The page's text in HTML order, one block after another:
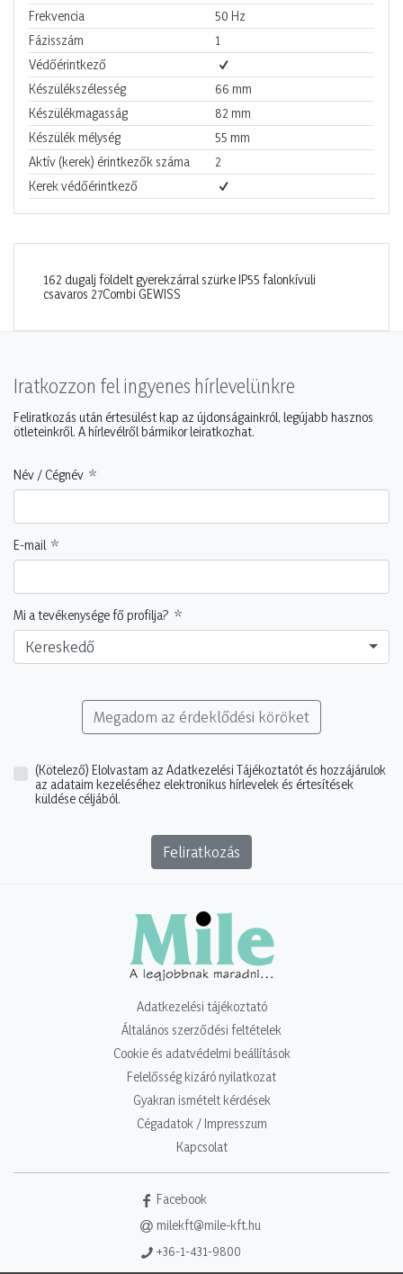
Frekvencia
50 Hz
Fázisszám
1
Védőérintkező
Készülékszélesség
66 mm
Készülékmagasság
82 mm
Készülék mélység
55 mm
Aktív (kerek) érintkezők száma
2
Kerek védőérintkező
162 dugalj földelt gyerekzárral szürke IP55 falonkívüli
csavaros 27Combi GEWISS
Iratkozzon fel ingyenes hírlevelünkre
Feliratkozás után értesülést kap az újdonságainkról, legújabb hasznos
ötleteinkről. A hírlevélről bármikor leiratkozhat.
Név / Cégnév
E-mail
Mi a tevékenysége fő profilja?
Kereskedő
Megadom az érdeklődési köröket
(Kötelező) Elolvastam az Adatkezelési Tájékoztatót és hozzájárulok
az adataim kezeléséhez elektronikus hírlevelek és értesítések
küldése céljából.
Feliratkozás
Adatkezelési tájékoztató
Általános szerződési feltételek
Cookie és adatvédelmi beállítások
Felelősség kizáró nyilatkozat
Gyakran ismételt kérdések
Cégadatok / Impresszum
Kapcsolat
Facebook
milekft@mile-kft.hu
+36-1-431-9800